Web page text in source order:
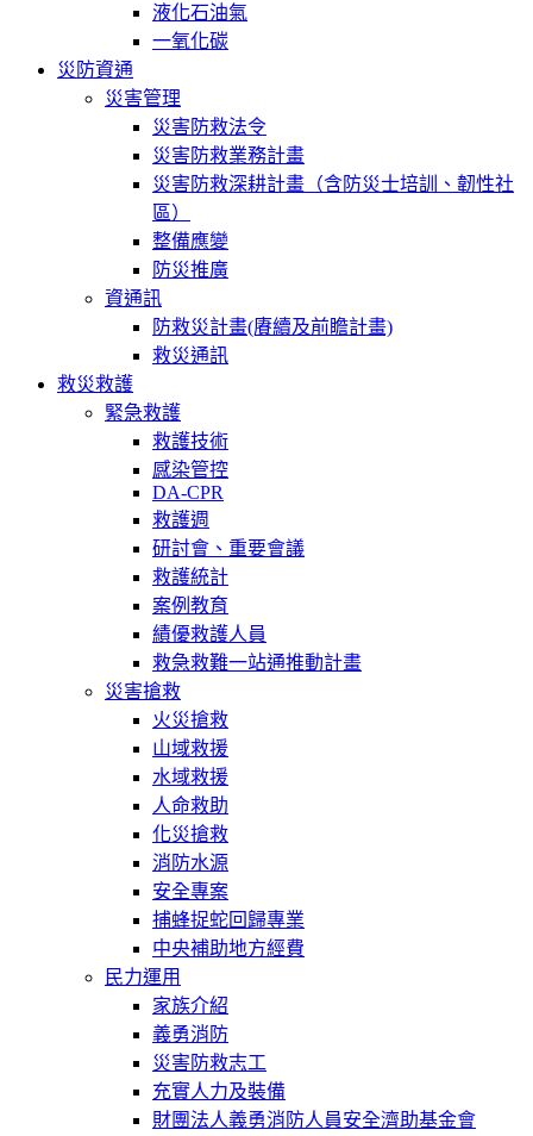
液化石油氣
一氧化碳
災防資通
災害管理
災害防救法令
災害防救業務計畫
災害防救深耕計畫（含防災士培訓、韌性社
區）
整備應變
防災推廣
資通訊
防救災計畫(賡續及前瞻計畫)
救災通訊
救災救護
緊急救護
救護技術
感染管控
DA-CPR
救護週
研討會、重要會議
救護統計
案例教育
績優救護人員
救急救難一站通推動計畫
災害搶救
火災搶救
山域救援
水域救援
人命救助
化災搶救
消防水源
安全專案
捕蜂捉蛇回歸專業
中央補助地方經費
民力運用
家族介紹
義勇消防
災害防救志工
充實人力及裝備
財團法人義勇消防人員安全濟助基金會